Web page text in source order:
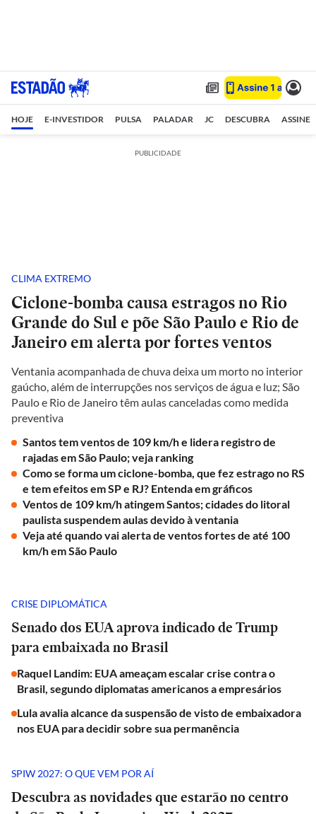
HOJE E-INVESTIDOR PULSA PALADAR JC DESCUBRA ASSINE
PUBLICIDADE
CLIMA EXTREMO
Ciclone-bomba causa estragos no Rio
Grande do Sul e põe São Paulo e Rio de
Janeiro em alerta por fortes ventos
Ventania acompanhada de chuva deixa um morto no interior
gaúcho, além de interrupções nos serviços de água e luz; São
Paulo e Rio de Janeiro têm aulas canceladas como medida
preventiva
Santos tem ventos de 109 km/h e lidera registro de
rajadas em São Paulo; veja ranking
Como se forma um ciclone-bomba, que fez estrago no RS
e tem efeitos em SP e RJ? Entenda em gráficos
Ventos de 109 km/h atingem Santos; cidades do litoral
paulista suspendem aulas devido à ventania
Veja até quando vai alerta de ventos fortes de até 100
km/h em São Paulo
CRISE DIPLOMÁTICA
Senado dos EUA aprova indicado de Trump
para embaixada no Brasil
Raquel Landim: EUA ameaçam escalar crise contra o
Brasil, segundo diplomatas americanos a empresários
Lula avalia alcance da suspensão de visto de embaixadora
nos EUA para decidir sobre sua permanência
SPIW 2027: O QUE VEM POR AÍ
Descubra as novidades que estarão no centro